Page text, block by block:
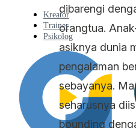
dibarengi
orangtua.
asiknya dunia
pengalaman
sebayanya.
seharusnya
bounding
Kreator
Trainer
Psikolog